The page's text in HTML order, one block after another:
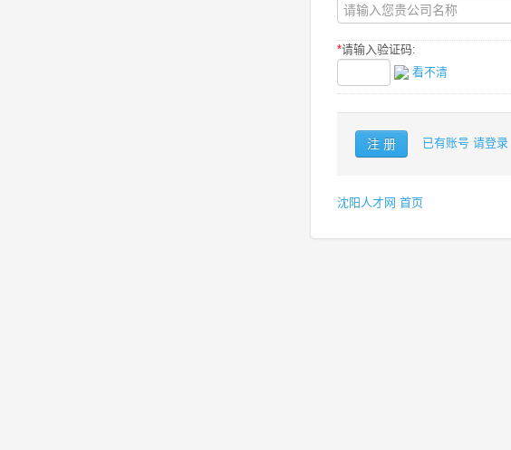
*请输入验证码:
看不清
已有账号 请登录
沈阳人才网 首页